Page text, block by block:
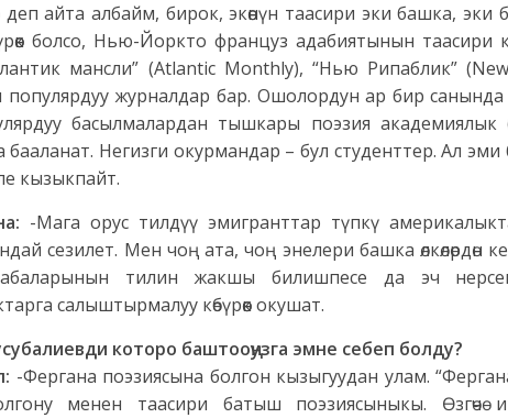
деп айта албайм, бирок, экөөнүн таасири эки башка, эки
болсо, Нью-Йоркто француз адабиятынын таасири
мансли” (Atlantic Monthly), “Нью Рипаблик”
популярдуу журналдар бар. Ошолордун ар бир
басылмалардан тышкары поэзия академиялык
Негизги окурмандар – бул студенттер. Ал эми
кызыкпайт.
-Мага орус тилдүү эмигранттар түпкү
сезилет. Мен чоң ата, чоң энелери башка
тилин жакшы билишпесе да эч
салыштырмалуу көбүрөөк окушат.
которо баштооңузга эмне себеп болду?
-Фергана поэзиясына болгон кызыгуудан улам.
менен таасири батыш поэзиясыныкы. Өзгөчө